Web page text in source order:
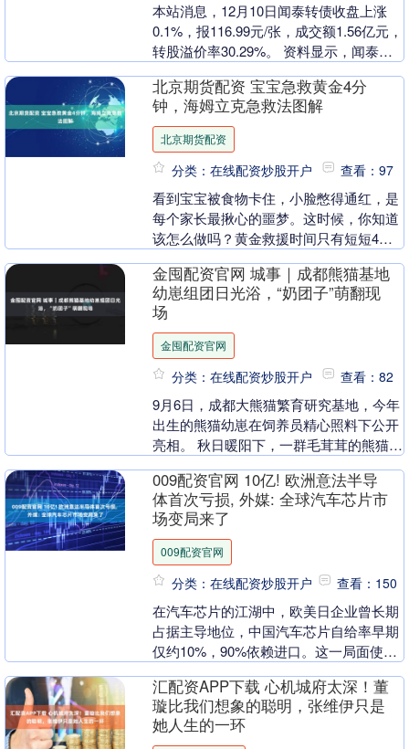
本站消息，12月10日闻泰转债收盘上涨
0.1%，报116.99元/张，成交额1.56亿元，
转股溢价率30.29%。 资料显示，闻泰转
北京期货配资 宝宝急救黄金4分
钟，海姆立克急救法图解
北京期货配资
分类：在线配资炒股开户 查看：97
看到宝宝被食物卡住，小脸憋得通红，是
每个家长最揪心的噩梦。这时候，你知道
该怎么做吗？黄金救援时间只有短短4分
生命守护者。 认....
金囤配资官网 城事｜成都熊猫基地
幼崽组团日光浴，“奶团子”萌翻现
场
金囤配资官网
分类：在线配资炒股开户 查看：82
9月6日，成都大熊猫繁育研究基地，今年
出生的熊猫幼崽在饲养员精心照料下公开
亮相。 秋日暖阳下，一群毛茸茸的熊猫幼
可爱的画面吸....
009配资官网 10亿! 欧洲意法半导
体首次亏损, 外媒: 全球汽车芯片市
场变局来了
009配资官网
分类：在线配资炒股开户 查看：150
在汽车芯片的江湖中，欧美日企业曾长期
占据主导地位，中国汽车芯片自给率早期
仅约10%，90%依赖进口。这一局面使得
盆满钵满，博....
汇配资APP下载 心机城府太深！董
璇比我们想象的聪明，张维伊只是
她人生的一环